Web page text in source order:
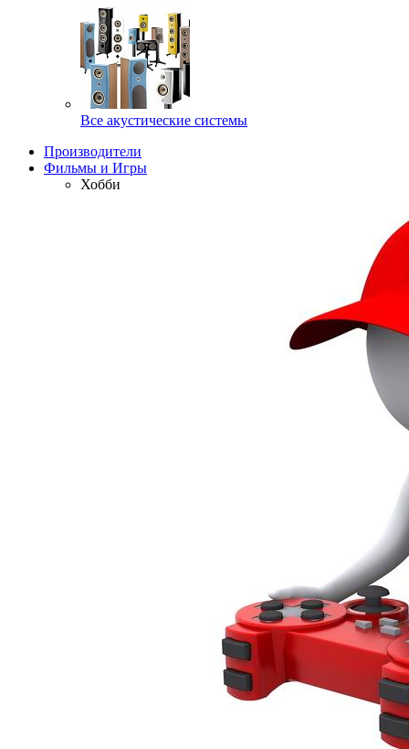
Все акустические системы
Производители
Фильмы и Игры
Хобби